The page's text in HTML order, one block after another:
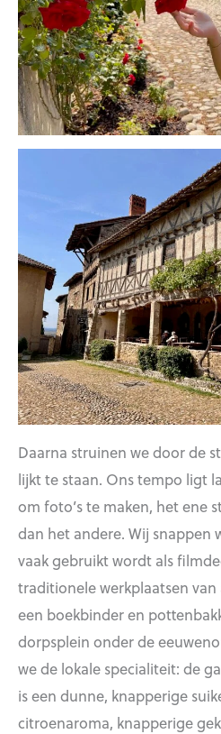
Daarna struinen we door de
lijkt te staan. Ons tempo ligt
om foto’s te maken, het ene
dan het andere. Wij snappen
vaak gebruikt wordt als
traditionele werkplaatsen
een boekbinder en
dorpsplein onder de
we de lokale specialiteit: de
is een dunne, knapperige
citroenaroma, knapperige